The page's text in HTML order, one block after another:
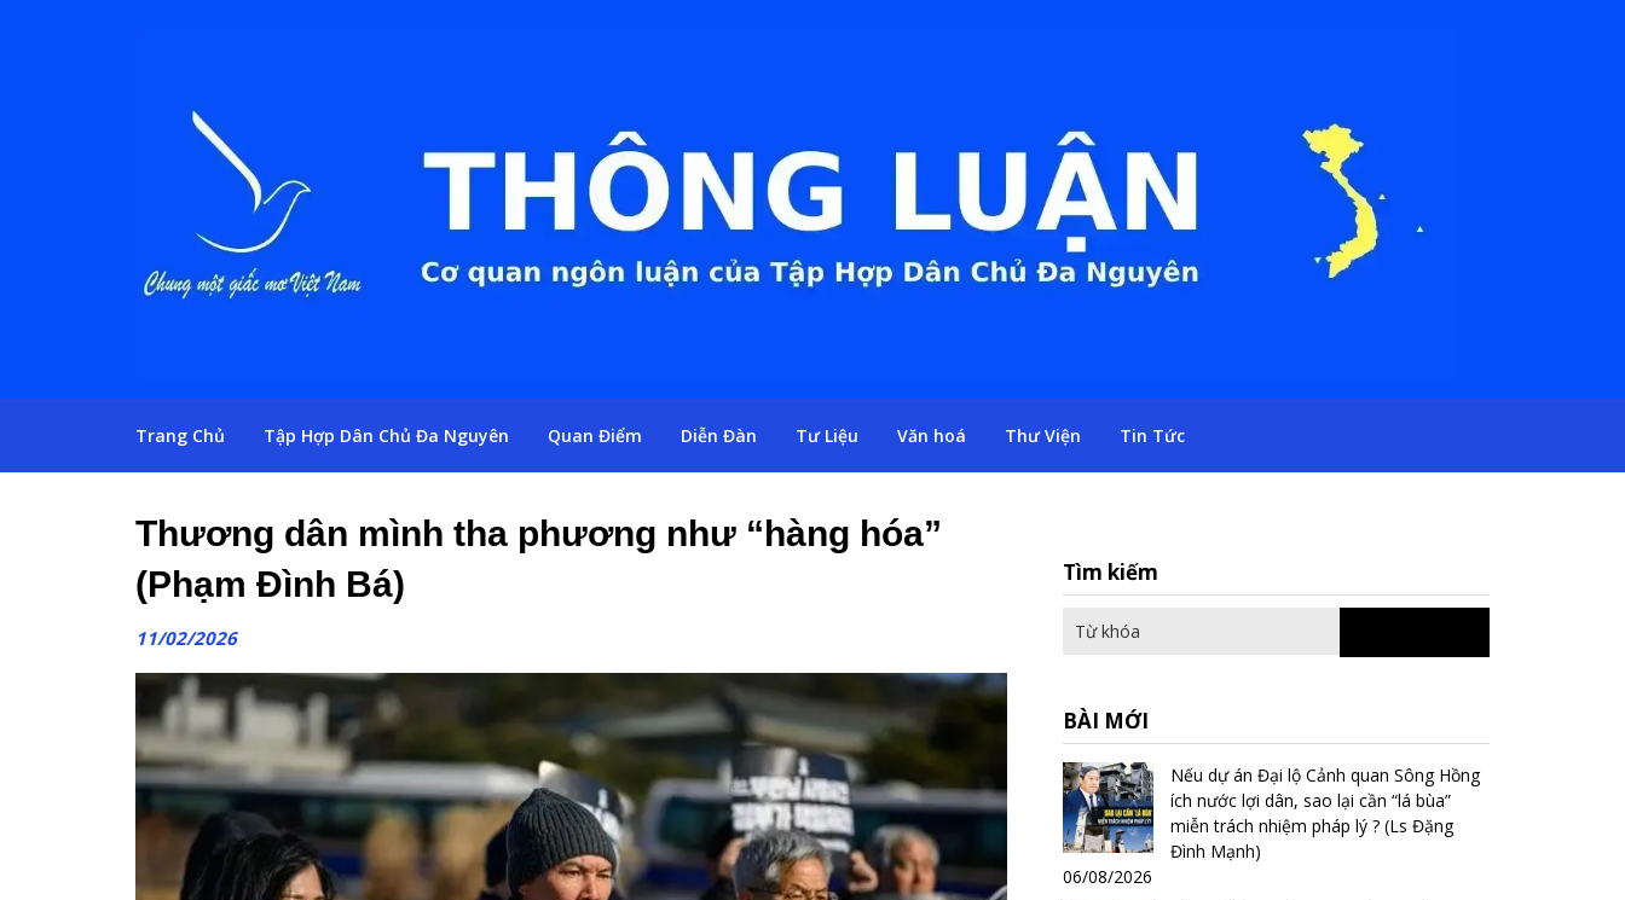
Trang Chủ Tập Hợp Dân Chủ Đa Nguyên Quan Điểm Diễn Đàn Tư Liệu Văn hoá Thư Viện Tin Tức
Thương dân mình tha phương như “hàng hóa”
(Phạm Đình Bá)
11/02/2026
Tìm kiếm
for:
BÀI MỚI
Nếu dự án Đại lộ Cảnh quan Sông Hồng
ích nước lợi dân, sao lại cần “lá bùa”
miễn trách nhiệm pháp lý ? (Ls Đặng
Đình Mạnh)
06/08/2026